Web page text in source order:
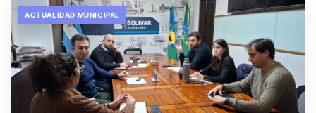
ACTUALIDAD MUNICIPAL